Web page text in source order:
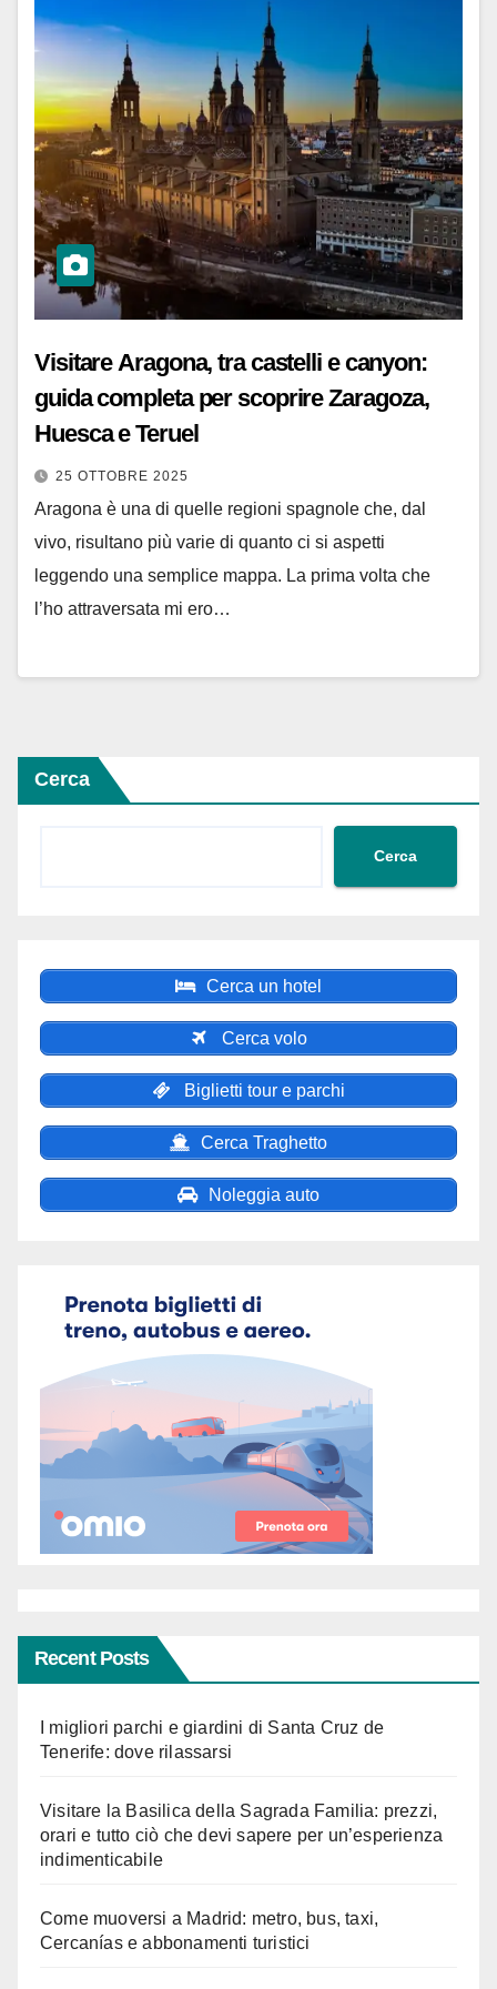
Visitare Aragona, tra castelli e canyon:
guida completa per scoprire Zaragoza,
Huesca e Teruel
25 OTTOBRE 2025
Aragona è una di quelle regioni spagnole che, dal
vivo, risultano più varie di quanto ci si aspetti
leggendo una semplice mappa. La prima volta che
l’ho attraversata mi ero…
Cerca
Cerca
Cerca un hotel
Cerca volo
Biglietti tour e parchi
Cerca Traghetto
Noleggia auto
Recent Posts
I migliori parchi e giardini di Santa Cruz de
Tenerife: dove rilassarsi
Visitare la Basilica della Sagrada Familia: prezzi,
orari e tutto ciò che devi sapere per un’esperienza
indimenticabile
Come muoversi a Madrid: metro, bus, taxi,
Cercanías e abbonamenti turistici